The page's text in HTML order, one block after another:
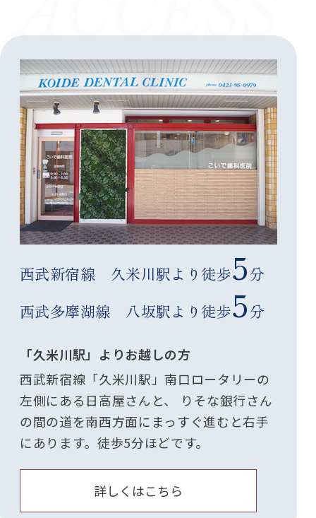
西武新宿線 久米川駅より徒歩5分
西武多摩湖線 八坂駅より徒歩5分
「久米川駅」よりお越しの方
西武新宿線「久米川駅」南口ロータリーの
左側にある日高屋さんと、 りそな銀行さん
の間の道を南西方面にまっすぐ進むと右手
にあります。徒歩5分ほどです。
詳しくはこちら